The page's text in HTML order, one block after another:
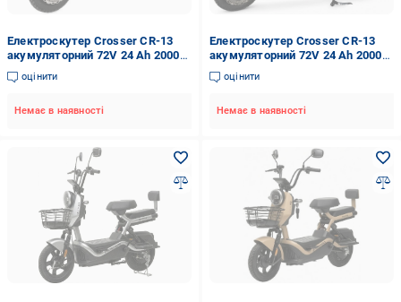
Електроскутер Crosser CR-13
акумуляторний 72V 24 Ah 2000W
Сірий (2104619497)
оцінити
Немає в наявності
Електроскутер Crosser CR-13
акумуляторний 72V 24 Ah 2000W
Хакі (2104619495)
оцінити
Немає в наявності